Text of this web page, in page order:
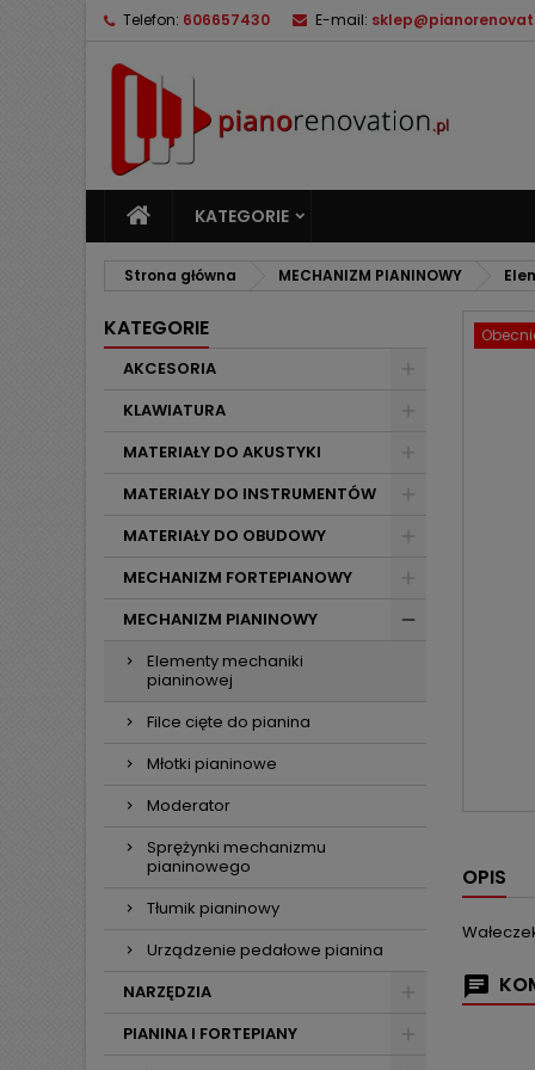
Telefon: 606657430 E-mail:
KATEGORIE
Strona główna MECHANIZM PIANINOWY
KATEGORIE
AKCESORIA
KLAWIATURA
MATERIAŁY DO AKUSTYKI
MATERIAŁY DO INSTRUMENTÓW
MATERIAŁY DO OBUDOWY
MECHANIZM FORTEPIANOWY
MECHANIZM PIANINOWY
Elementy mechaniki
pianinowej
Filce cięte do pianina
Młotki pianinowe
Moderator
Sprężynki mechanizmu
pianinowego
Tłumik pianinowy
Urządzenie pedałowe pianina
NARZĘDZIA
PIANINA I FORTEPIANY
OPIS